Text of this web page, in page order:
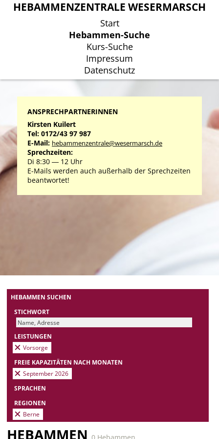
HEBAMMENZENTRALE WESERMARSCH
Start
Hebammen-Suche
Kurs-Suche
Impressum
Datenschutz
HEBAMMENZENTRALE WESERMARSCH
Start
Hebammen-Suche
Kurs-Suche
Impressum
Datenschutz
ANSPRECHPARTNERINNEN
Kirsten Kuilert
Tel: 0172/43 97 987
E-Mail: hebammenzentrale@wesermarsch.de
Sprechzeiten:
Di 8:30 ― 12 Uhr
E-Mails werden auch außerhalb der Sprechzeiten
beantwortet!
HEBAMMEN SUCHEN
STICHWORT
LEISTUNGEN
Vorsorge
FREIE KAPAZITÄTEN NACH MONATEN
September 2026
SPRACHEN
REGIONEN
Berne
HEBAMMEN